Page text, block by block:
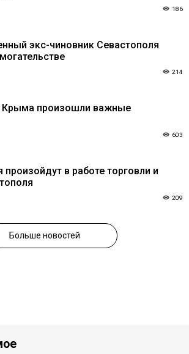
186
экс-чиновник Севастополя
214
Крыма произошли важные
603
произойдут в работе торговли и
209
Больше новостей